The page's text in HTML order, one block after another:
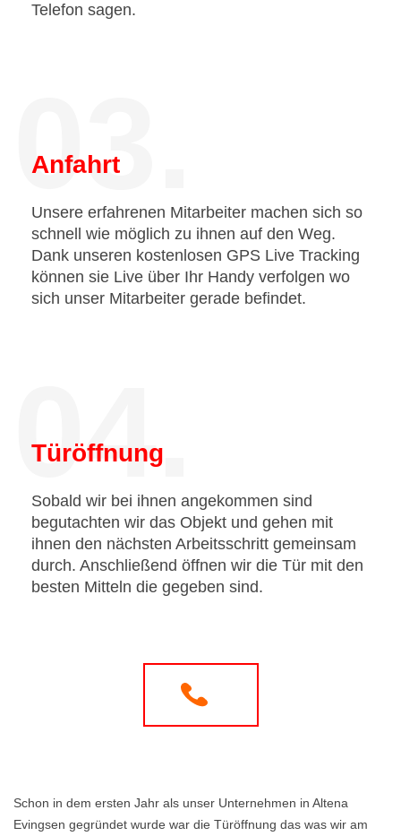
Telefon sagen.
03.
Anfahrt
Unsere erfahrenen Mitarbeiter machen sich so
schnell wie möglich zu ihnen auf den Weg.
Dank unseren kostenlosen GPS Live Tracking
können sie Live über Ihr Handy verfolgen wo
sich unser Mitarbeiter gerade befindet.
04.
Türöffnung
Sobald wir bei ihnen angekommen sind
begutachten wir das Objekt und gehen mit
ihnen den nächsten Arbeitsschritt gemeinsam
durch. Anschließend öffnen wir die Tür mit den
besten Mitteln die gegeben sind.
Schon in dem ersten Jahr als unser Unternehmen in Altena
Evingsen gegründet wurde war die Türöffnung das was wir am